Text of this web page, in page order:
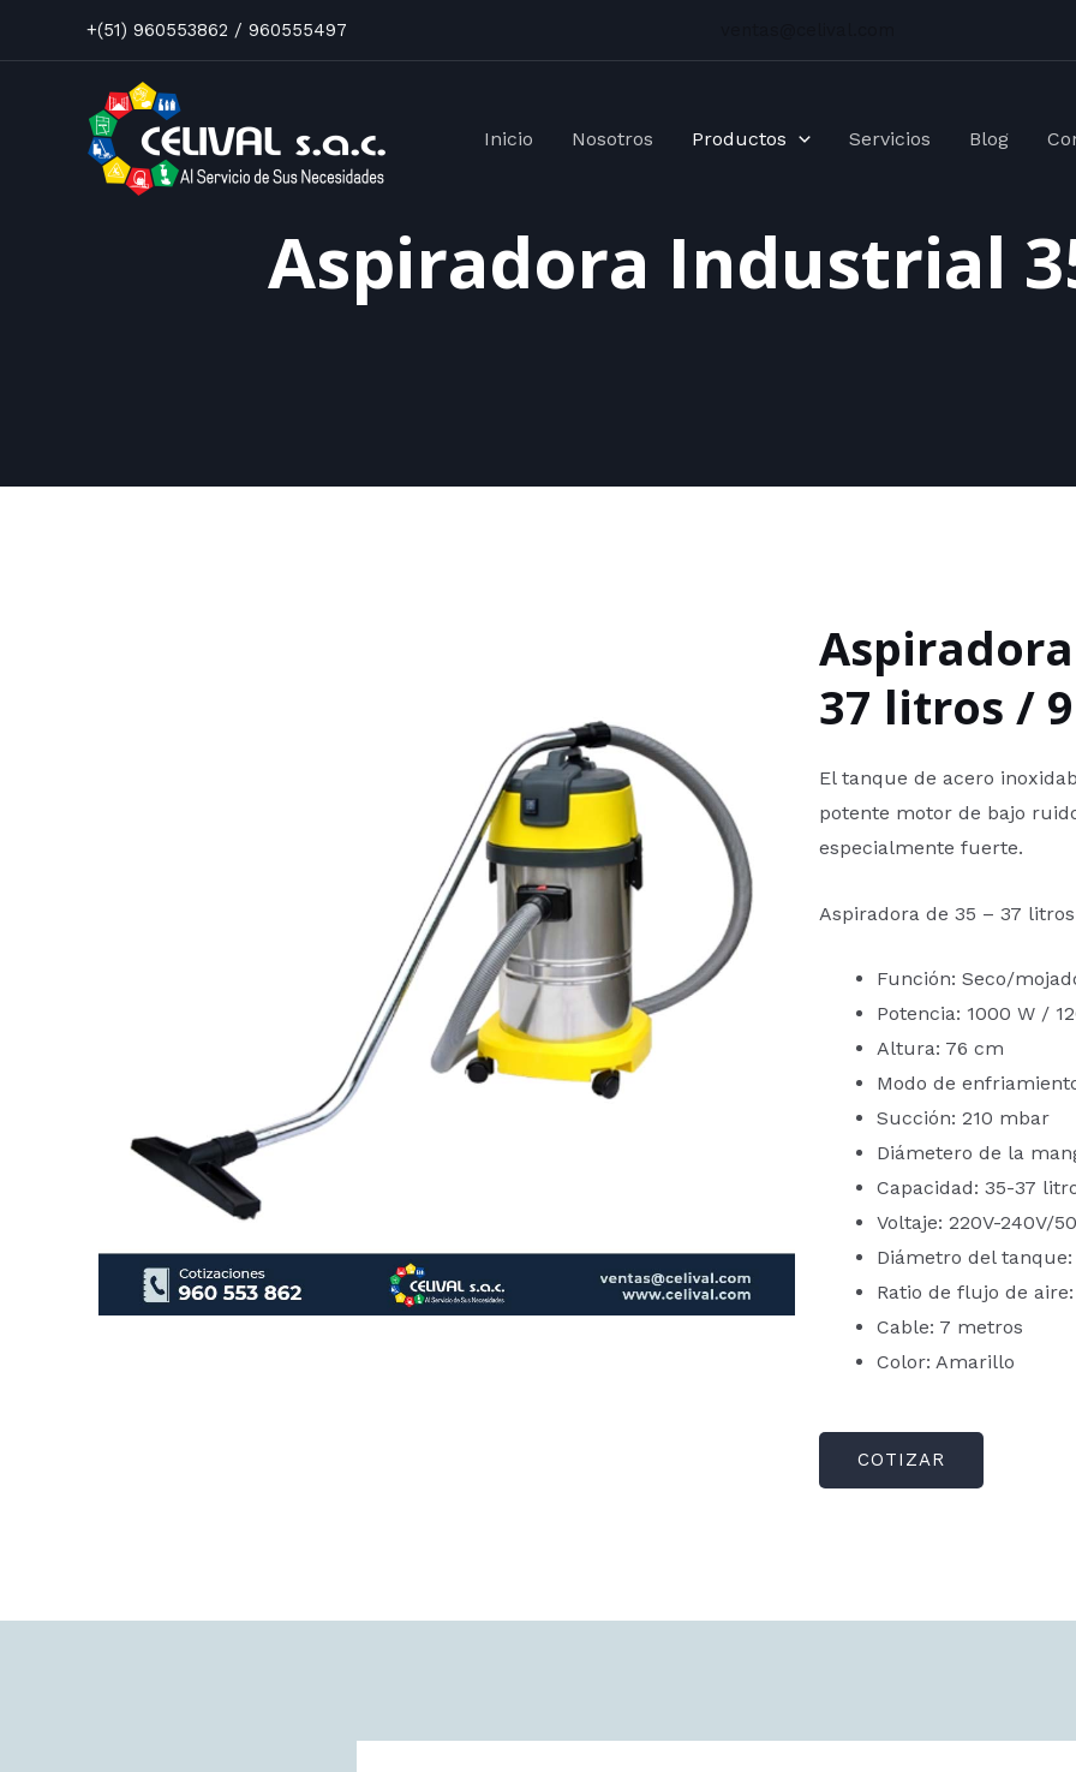
+(51) 960553862 / 960555497
Inicio Nosotros Productos Servicios Blog
Aspiradora Industrial
37 litros /
El tanque de acero
potente motor de bajo
especialmente fuerte.
Aspiradora de 35 – 37
Función: Seco/
Potencia: 1000 W /
Altura: 76 cm
Modo de
Succión: 210 mbar
Diámetero de la
Capacidad: 35-37
Voltaje: 220V-240V/
Diámetro del
Ratio de flujo de
Cable: 7 metros
Color: Amarillo
COTIZAR